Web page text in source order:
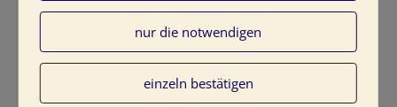
Teil 1: Aufmerksamkeit 1
Aufmerksamkeit 2
Dieser Beitrag wurde am09/12/2009 von
Kocourek
veröffentlicht. Schlagworte:
Arbeitsplatz +
nur die notwendigen
einzeln bestätigen